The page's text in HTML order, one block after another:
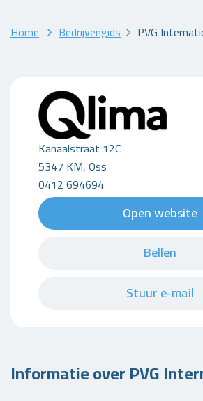
Home Bedrijvengids PVG
Kanaalstraat 12C
5347 KM, Oss
0412 694694
Open website
Bellen
Stuur e-mail
Informatie over PVG